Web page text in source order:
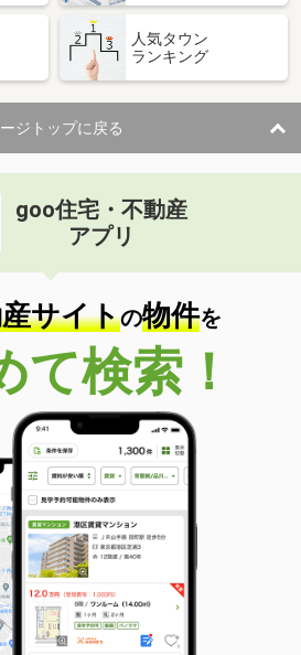
長崎県長崎市出雲１
19.6m²
1K
長崎県長崎市出雲１
19.6m²
1K
5.10万円
長崎県長崎市上小島２
19.87m²
1K
3.50万円
長崎県長崎市弥生町
35m²
2K
人気タウン
ランキング
ジトップに戻る
goo住宅・不動産
アプリ
サイトの物件を
て検索！